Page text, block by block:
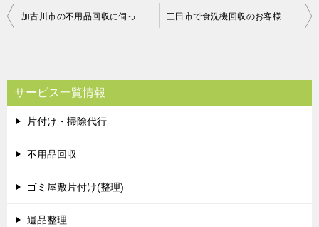
投
ビ
ゲ
ー
シ
加古川市の不用品回収に伺ったお客様からの感想 三田市で食洗機回収のお客様からのメッセージ
サービス一覧情報
片付け・掃除代行
不用品回収
ゴミ屋敷片付け(整理)
遺品整理